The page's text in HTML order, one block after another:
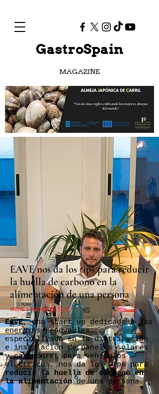
GastroSpain
MAGAZINE
EAVE nos da los tips para reducir
la huella de carbono en la
alimentación de una persona
IRENE SÁNCHEZ 02.11.22
EAVE, una start up dedicada a las
energías renovables,
especializada en la distribución
e instalación de paneles solares
y cargadores para vehículos
eléctricos, nos da los tips para
reducir la huella de carbono en
la alimentaciónde una persona.